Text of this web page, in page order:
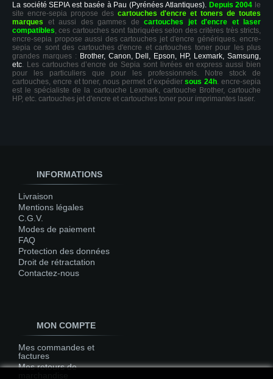
La société SEPIA est basée à Pau (Pyrénées Atlantiques). Depuis 2004 le
site encre-sepia propose des cartouches d'encre et toners de toutes
marques et aussi des gammes de cartouches jet d'encre et laser
compatibles, ces cartouches sont fabriquées selon des critères très stricts,
encre-sepia propose aussi des cartouches jet d'encre génériques. encre-
sepia ce sont des cartouches d'encre et cartouches toner pour les plus
grandes marques : Brother, Canon, Dell, Epson, HP, Lexmark, Samsung,
etc. Les cartouches d’encre de Sepia sont livrées en express aussi bien
pour les particuliers que pour les professionnels. Notre stock de
cartouches, encre et toner, nous permet d’expédiersous 24h. encre-sepia
est le spécialiste de la cartouche Lexmark, cartouche Brother, cartouche
HP, etc. cartouches jet d'encre et cartouches toner pour imprimantes laser.
INFORMATIONS
Livraison
Mentions légales
C.G.V.
Modes de paiement
FAQ
Protection des données
Droit de rétractation
Contactez-nous
MON COMPTE
Mes commandes et
factures
Mes retours de